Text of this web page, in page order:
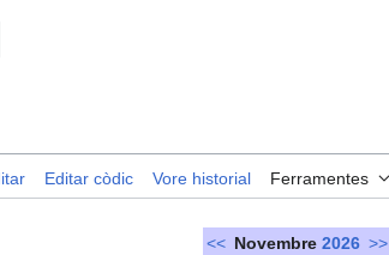
Editar còdic Vore historial Ferramentes
<< Novembre 2026 >>